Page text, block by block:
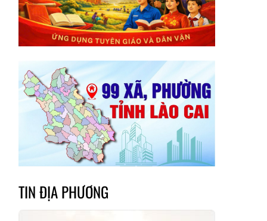
TIN ĐỊA PHƯƠNG